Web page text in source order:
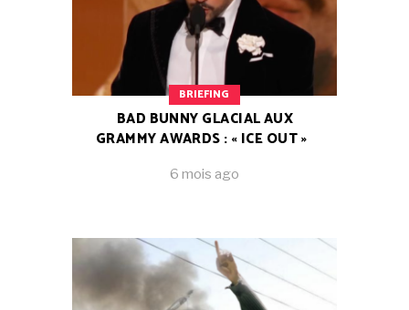
BRIEFING
BAD BUNNY GLACIAL AUX
GRAMMY AWARDS : « ICE OUT »
6 mois ago